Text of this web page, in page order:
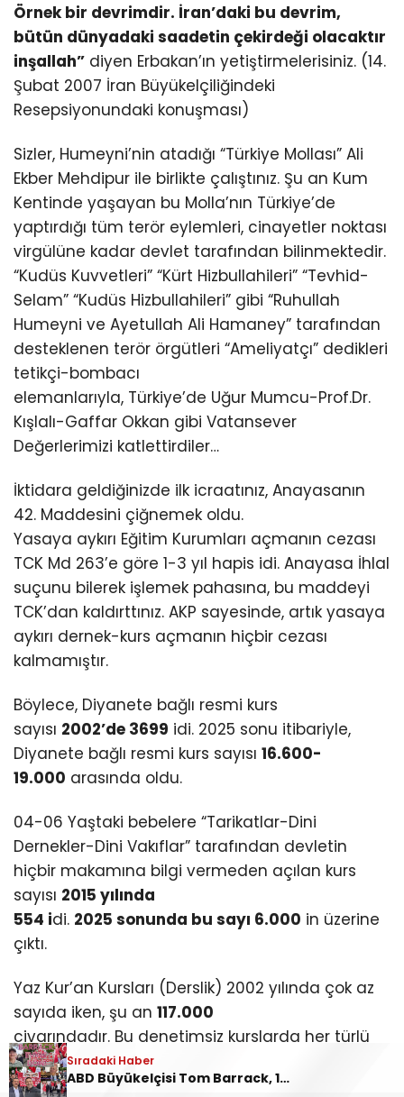
Örnek bir devrimdir. İran’daki bu devrim,
bütün dünyadaki saadetin çekirdeği olacaktır
inşallah” diyen Erbakan’ın yetiştirmelerisiniz. (14.
Şubat 2007 İran Büyükelçiliğindeki
Resepsiyonundaki konuşması)
Sizler, Humeyni’nin atadığı “Türkiye Mollası” Ali
Ekber Mehdipur ile birlikte çalıştınız. Şu an Kum
Kentinde yaşayan bu Molla’nın Türkiye’de
yaptırdığı tüm terör eylemleri, cinayetler noktası
virgülüne kadar devlet tarafından bilinmektedir.
“Kudüs Kuvvetleri” “Kürt Hizbullahileri” “Tevhid-
Selam” “Kudüs Hizbullahileri” gibi “Ruhullah
Humeyni ve Ayetullah Ali Hamaney” tarafından
desteklenen terör örgütleri “Ameliyatçı” dedikleri
tetikçi-bombacı
elemanlarıyla, Türkiye’de Uğur Mumcu-Prof.Dr.
Kışlalı-Gaffar Okkan gibi Vatansever
Değerlerimizi katlettirdiler…
İktidara geldiğinizde ilk icraatınız, Anayasanın
42. Maddesini çiğnemek oldu.
Yasaya aykırı Eğitim Kurumları açmanın cezası
TCK Md 263’e göre 1-3 yıl hapis idi. Anayasa İhlal
suçunu bilerek işlemek pahasına, bu maddeyi
TCK’dan kaldırttınız. AKP sayesinde, artık yasaya
aykırı dernek-kurs açmanın hiçbir cezası
kalmamıştır.
Böylece, Diyanete bağlı resmi kurs
sayısı 2002’de 3699 idi. 2025 sonu itibariyle,
Diyanete bağlı resmi kurs sayısı 16.600-
19.000 arasında oldu.
04-06 Yaştaki bebelere “Tarikatlar-Dini
Dernekler-Dini Vakıflar” tarafından devletin
hiçbir makamına bilgi vermeden açılan kurs
sayısı 2015 yılında
554 idi. 2025 sonunda bu sayı 6.000 in üzerine
çıktı.
Yaz Kur’an Kursları (Derslik) 2002 yılında çok az
sayıda iken, şu an 117.000
civarındadır. Bu denetimsiz kurslarda her türlü
iğrençlik-istismar-tecavüz yaşanmaktadır.
AKP’nin izci kolu haline gelen Jandarma Teşkilatı,
Sıradaki Haber
ABD Büyükelçisi Tom Barrack, 19 Mayıs’ta Ankara’da protesto edildi: “Barrack evine dön!”